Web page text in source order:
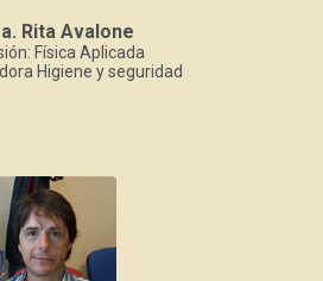
Rita Avalone
Física Aplicada
Higiene y seguridad